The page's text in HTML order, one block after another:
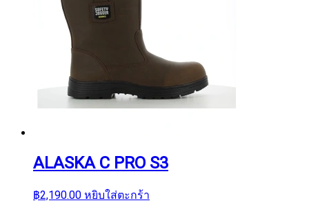
ALASKA C PRO S3
฿2,190.00 หยิบใส่ตะกร้า